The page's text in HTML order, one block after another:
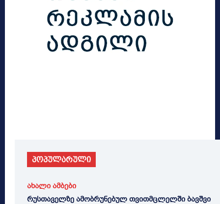
პოპულარული
ახალი ამბები
რუსთაველზე ამობრუნებულ თვითმცლელში ბავშვი